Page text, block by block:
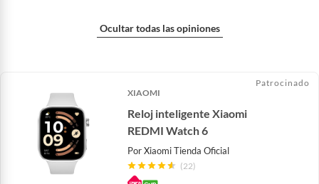
Ocultar todas las opiniones
XIAOMI
Reloj inteligente Xiaomi
REDMI Watch 6
PorXiaomi Tienda Oficial
(22)
Patrocinado